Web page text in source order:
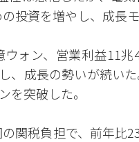
投資を増やし、成長
ォン、営業利益11
、成長の勢いが続い
を突破した。
関税負担で、前年比